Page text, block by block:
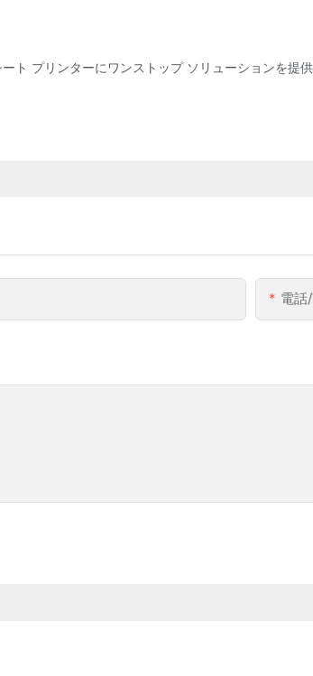
ト プリンターにワンストップ ソリューションを提供
電